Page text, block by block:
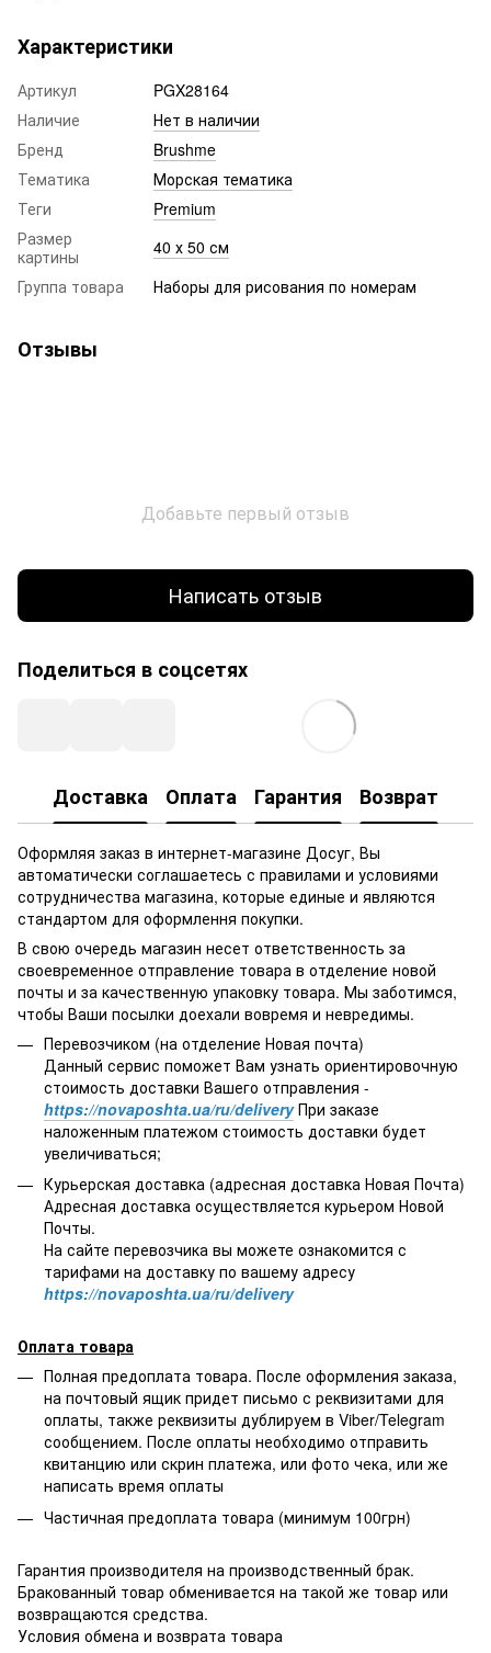
Характеристики
Артикул
PGX28164
Наличие
Нет в наличии
Бренд
Brushme
Тематика
Морская тематика
Теги
Premium
Размер
картины
40 х 50 см
Группа товара
Наборы для рисования по номерам
Отзывы
Добавьте первый отзыв
Написать отзыв
Поделиться в соцсетях
Доставка Оплата Гарантия Возврат
Оформляя заказ в интернет-магазине Досуг, Вы
автоматически соглашаетесь с правилами и условиями
сотрудничества магазина, которые единые и являются
стандартом для оформлення покупки.
В свою очередь магазин несет ответственность за
своевременное отправление товара в отделение новой
почты и за качественную упаковку товара. Мы заботимся,
чтобы Ваши посылки доехали вовремя и невредимы.
Перевозчиком (на отделение Новая почта)
Данный сервис поможет Вам узнать ориентировочную
стоимость доставки Вашего отправления -
https://novaposhta.ua/ru/deliveryПри заказе
наложенным платежом стоимость доставки будет
увеличиваться;
Курьерская доставка (адресная доставка Новая Почта)
Адресная доставка осуществляется курьером Новой
Почты.
На сайте перевозчика вы можете ознакомится с
тарифами на доставку по вашему адресу
https://novaposhta.ua/ru/delivery
Оплата товара
Полная предоплата товара. После оформления заказа,
на почтовый ящик придет письмо с реквизитами для
оплаты, также реквизиты дублируем в Viber/Telegram
сообщением. После оплаты необходимо отправить
квитанцию или скрин платежа, или фото чека, или же
написать время оплаты
Частичная предоплата товара (минимум 100грн)
Гарантия производителя на производственный брак.
Бракованный товар обменивается на такой же товар или
возвращаются средства.
Условия обмена и возврата товара